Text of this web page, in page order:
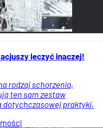
leczyć inaczej!
rodzaj schorzenia,
ten sam zestaw
dotychczasowej praktyki.